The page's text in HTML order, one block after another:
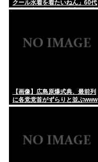
クール水着を着たいねん」60代
が小学生に夢を語る事案が発生
【画像】広島原爆式典、最前列
に各党党首がずらりと並ぶwww